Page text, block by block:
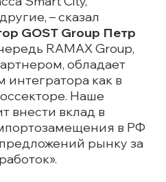
– сказал
GOST Group Петр
RAMAX Group,
обладает
как в
Наше
внести вклад в
в РФ
рынку за